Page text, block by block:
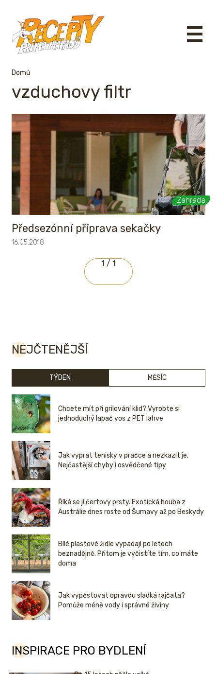
Domů
vzduchovy filtr
Zahrada
Předsezónní příprava sekačky
16.05.2018
1 / 1
NEJČTENĚJŠÍ
TÝDEN MĚSÍC
Chcete mít při grilování klid? Vyrobte si
jednoduchý lapač vos z PET lahve
Jak vyprat tenisky v pračce a nezkazit je.
Nejčastější chyby i osvědčené tipy
Říká se jí čertovy prsty. Exotická houba z
Austrálie dnes roste od Šumavy až po Beskydy
Bílé plastové židle vypadají po letech
beznadějně. Přitom je vyčistíte tím, co máte
doma
Jak vypěstovat opravdu sladká rajčata?
Pomůže méně vody i správné živiny
INSPIRACE PRO BYDLENÍ